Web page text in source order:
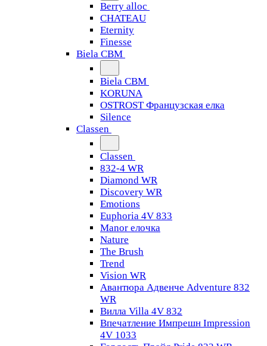
Berry alloc
CHATEAU
Eternity
Finesse
Biela CBM
Biela CBM
KORUNA
OSTROST Французская елка
Silence
Classen
Classen
832-4 WR
Diamond WR
Discovery WR
Emotions
Euphoria 4V 833
Manor елочка
Nature
The Brush
Trend
Vision WR
Авантюра Адвенче Adventure 832
WR
Вилла Villa 4V 832
Впечатление Импрешн Impression
4V 1033